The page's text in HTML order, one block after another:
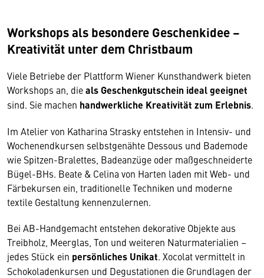
Workshops als besondere Geschenkidee –
Kreativität unter dem Christbaum
Viele Betriebe der Plattform Wiener Kunsthandwerk bieten
Workshops an, dieals Geschenkgutschein ideal geeignet
sind. Sie machen handwerkliche Kreativität zum Erlebnis.
Im Atelier von Katharina Strasky entstehen in Intensiv- und
Wochenendkursen selbstgenähte Dessous und Bademode
wie Spitzen-Bralettes, Badeanzüge oder maßgeschneiderte
Bügel-BHs. Beate & Celina von Harten laden mit Web- und
Färbekursen ein, traditionelle Techniken und moderne
textile Gestaltung kennenzulernen.
Bei AB-Handgemacht entstehen dekorative Objekte aus
Treibholz, Meerglas, Ton und weiteren Naturmaterialien –
jedes Stück ein persönliches Unikat. Xocolat vermittelt in
Schokoladenkursen und Degustationen die Grundlagen der